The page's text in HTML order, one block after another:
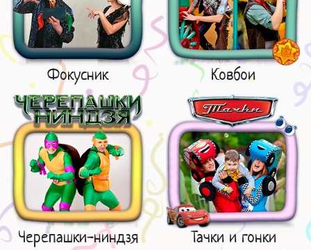
Фокусник Ковбои
Черепашки-ниндзя Тачки и гонки